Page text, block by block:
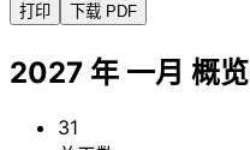
打印 下载 PDF
2027 年 一月 概览
31